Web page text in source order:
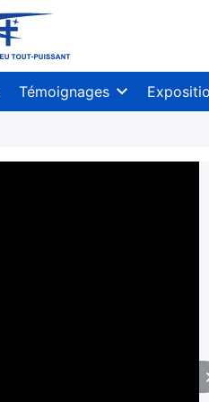
Témoignages